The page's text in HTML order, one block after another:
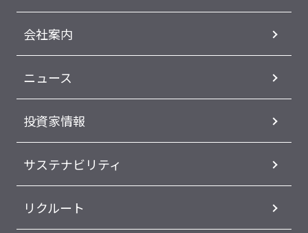
会社案内
ニュース
投資家情報
サステナビリティ
リクルート